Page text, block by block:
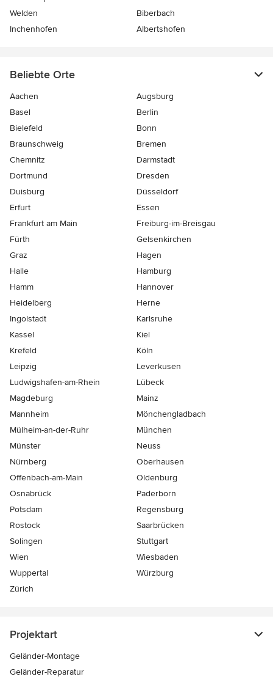
Welden
Biberbach
Inchenhofen
Albertshofen
Beliebte Orte
Aachen
Augsburg
Basel
Berlin
Bielefeld
Bonn
Braunschweig
Bremen
Chemnitz
Darmstadt
Dortmund
Dresden
Duisburg
Düsseldorf
Erfurt
Essen
Frankfurt am Main
Freiburg-im-Breisgau
Fürth
Gelsenkirchen
Graz
Hagen
Halle
Hamburg
Hamm
Hannover
Heidelberg
Herne
Ingolstadt
Karlsruhe
Kassel
Kiel
Krefeld
Köln
Leipzig
Leverkusen
Ludwigshafen-am-Rhein
Lübeck
Magdeburg
Mainz
Mannheim
Mönchen­gladbach
Mülheim-an-der-Ruhr
München
Münster
Neuss
Nürnberg
Oberhausen
Offenbach-am-Main
Oldenburg
Osnabrück
Paderborn
Potsdam
Regensburg
Rostock
Saarbrücken
Solingen
Stuttgart
Wien
Wiesbaden
Wuppertal
Würzburg
Zürich
Projektart
Geländer-Montage
Geländer-Reparatur